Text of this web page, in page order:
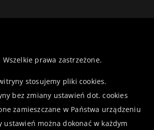
prawa zastrzeżone.
stosujemy pliki cookies.
bez zmiany ustawień dot. cookies
zamieszczane w Państwa urządzeniu
ustawień można dokonać w każdym